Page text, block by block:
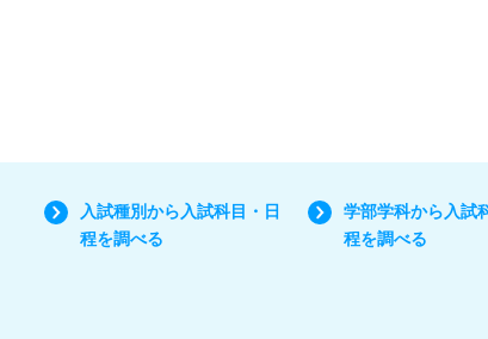
入試種別から入試科目・日
程を調べる
学部学科から入試
程を調べる